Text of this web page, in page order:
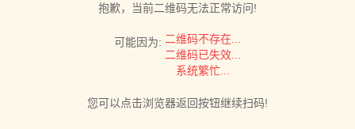
抱歉，当前二维码无法正常访问!
可能因为: 二维码不存在...
二维码已失效...
系统繁忙...
您可以点击浏览器返回按钮继续扫码!